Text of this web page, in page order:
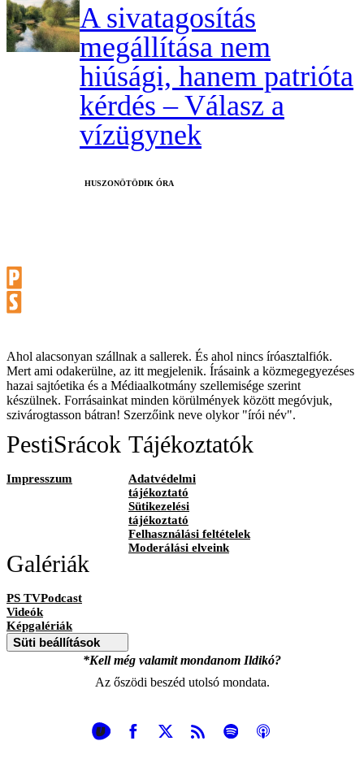
A sivatagosítás
megállítása nem
hiúsági, hanem patrióta
kérdés – Válasz a
vízügynek
HUSZONÖTÖDIK ÓRA
Ahol alacsonyan szállnak a sallerek. És ahol nincs íróasztalfiók.
Mert ami odakerülne, az itt megjelenik. Írásaink a közmegegyezéses
hazai sajtóetika és a Médiaalkotmány szellemisége szerint
készülnek. Forrásainkat minden körülmények között megóvjuk,
szivárogtasson bátran! Szerzőink neve olykor "írói név".
PestiSrácok
Impresszum
Tájékoztatók
Adatvédelmi
tájékoztató
Sütikezelési
tájékoztató
Felhasználási feltételek
Moderálási elveink
Galériák
PS TVPodcast
Videók
Képgalériák
Süti beállítások
*Kell még valamit mondanom Ildikó?
Az őszödi beszéd utolsó mondata.